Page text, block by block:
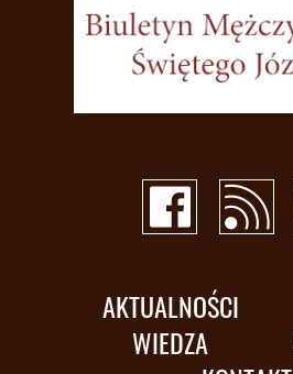
AKTUALNOŚCI
WIEDZA